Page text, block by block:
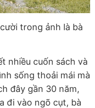
trong ảnh là bà
nhiều cuốn sách và
sống thoải mái mà
đây gần 30 năm,
đi vào ngõ cụt, bà